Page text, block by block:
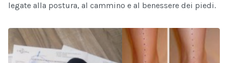
legate alla postura, al cammino e al benessere dei piedi.